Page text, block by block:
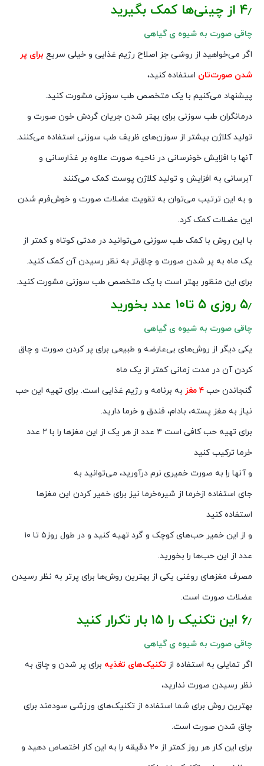
۴٫ از چینی‌ها کمک بگیرید
چاقی صورت به شیوه ی گیاهی
اگر می‌خواهید از روشی جز اصلاح رژیم غذایی و خیلی سریع برای پر
شدن صورت‌تان استفاده کنید،
پیشنهاد می‌کنیم با یک متخصص طب سوزنی مشورت کنید.
درمانگران طب سوزنی برای بهتر شدن جریان گردش خون صورت و
تولید کلاژن بیشتر از سوزن‌های ظریف طب سوزنی استفاده می‌کنند.
آنها با افزایش خونرسانی در ناحیه صورت علاوه بر غذارسانی و
آبرسانی به افزایش و تولید کلاژن پوست کمک می‌کنند
و به این ترتیب می‌توان به تقویت عضلات صورت و خوش‌فرم شدن
این عضلات کمک کرد.
با این روش با کمک طب سوزنی می‌توانید در مدتی کوتاه و کمتر از
یک ماه به پر شدن صورت و چاق‌تر به نظر رسیدن آن کمک کنید.
برای این منظور بهتر است با یک متخصص طب سوزنی مشورت کنید.
۵٫ روزی ۵ تا۱۰ عدد بخورید
چاقی صورت به شیوه ی گیاهی
یکی دیگر از روش‌های بی‌عارضه و طبیعی برای پر کردن صورت و چاق
کردن آن در مدت زمانی کمتر از یک ماه
گنجاندن حب
به برنامه و رژیم غذایی‌ است. برای تهیه این حب
نیاز به مغز پسته، بادام، فندق و خرما دارید.
برای تهیه حب کافی است ۴ عدد از هر یک از این مغز‌ها را با ۲ عدد
خرما ترکیب کنید
و آنها را به صورت خمیری نرم درآورید، می‌توانید به
جای استفاده ازخرما از شیره‌خرما نیز برای خمیر کردن این مغزها
استفاده کنید
و از این خمیر حب‌های کوچک و گرد تهیه کنید و در طول روز۵ تا ۱۰
عدد از این حب‌ها را بخورید.
مصرف مغزهای روغنی یکی از بهترین روش‌ها برای پرتر به نظر رسیدن
عضلات صورت است.
۶٫ این تکنیک را ۱۵ بار تکرار کنید
چاقی صورت به شیوه ی گیاهی
اگر تمایلی به استفاده از تکنیک‌های تغذیه برای پر شدن و چاق به
نظر رسیدن صورت ندارید،
بهترین روش برای شما استفاده از تکنیک‌های ورزشی سودمند برای
چاق شدن صورت است.
برای این‌ کار هر روز کمتر از ۲۰ دقیقه را به این کار اختصاص دهید و